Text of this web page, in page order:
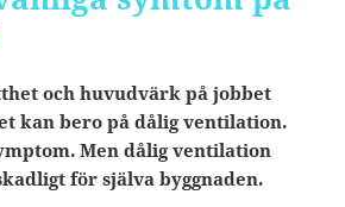
och huvudvärk på jobbet
kan bero på dålig ventilation.
Men dålig ventilation
för själva byggnaden.